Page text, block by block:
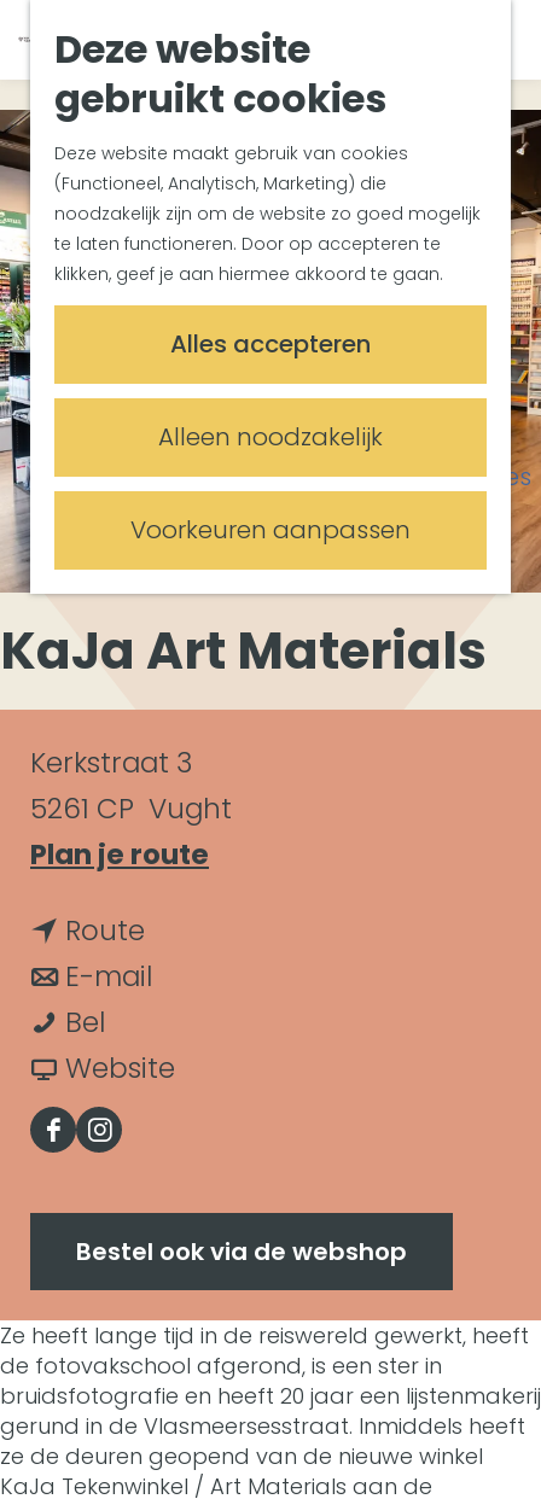
Deze website
gebruikt cookies
Deze website maakt gebruik van cookies
(Functioneel, Analytisch, Marketing) die
noodzakelijk zijn om de website zo goed mogelijk
te laten functioneren. Door op accepteren te
klikken, geef je aan hiermee akkoord te gaan.
Alles accepteren
Alleen noodzakelijk
Voorkeuren aanpassen
a
n
a
a
r
d
e
h
o
m
e
p
a
g
e
K
a
a
r
t
Z
o
e
k
e
n
M
e
u
Zuiderwaterlinie
Met groepen
Met kinderen
In de omgeving
Plan je bezoek
Bereikbaarheid
Overnachten
Plan op de kaart
Meetings & Events
Vergaderlocaties
Evenementenlocaties
KaJa Art Materials
C
o
n
t
a
c
t
Kerkstraat 3
5261 CP Vught
Plan je route
A
r
t
M
a
t
Route
a
r
J
a
A
r
t
M
a
E-mail
a
a
J
a
A
r
t
M
Bel
a
J
a
A
r
t
M
a
t
e
Website
K
a
J
a
A
r
t
F
e
b
o
o
k
I
s
t
a
g
r
a
Bestel ook via de webshop
Ze heeft lange tijd in de reiswereld gewerkt, heeft
de fotovakschool afgerond, is een ster in
bruidsfotografie en heeft 20 jaar een lijstenmakerij
gerund in de Vlasmeersesstraat. Inmiddels heeft
ze de deuren geopend van de nieuwe winkel
KaJa Tekenwinkel / Art Materials aan de